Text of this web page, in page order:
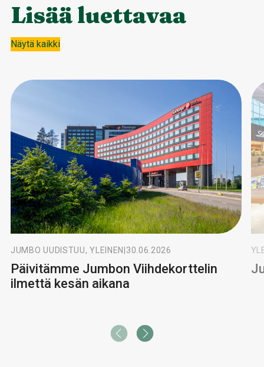
Lisää luettavaa
Näytä kaikki
JUMBO UUDISTUU, YLEINEN 30.06.2026
Päivitämme Jumbon Viihdekorttelin
ilmettä kesän aikana